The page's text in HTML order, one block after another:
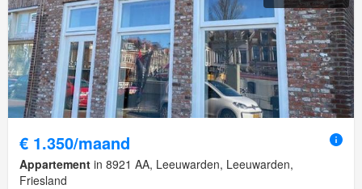
€ 1.350/maand
Appartement in 8921 AA, Leeuwarden, Leeuwarden,
Friesland